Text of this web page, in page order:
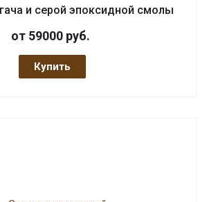
и серой эпоксидной смолы
от 59000 руб.
Купить